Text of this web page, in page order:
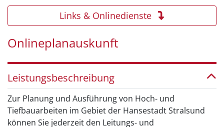
Links & Onlinedienste
Onlineplanauskunft
Leistungsbeschreibung
Zur Planung und Ausführung von Hoch- und
Tiefbauarbeiten im Gebiet der Hansestadt Stralsund
können Sie jederzeit den Leitungs- und